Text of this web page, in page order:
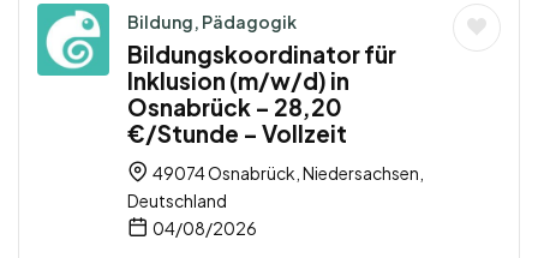
Bildung, Pädagogik
Bildungskoordinator für
Inklusion (m/w/d) in
Osnabrück – 28,20
€/Stunde – Vollzeit
49074 Osnabrück, Niedersachsen,
Deutschland
04/08/2026